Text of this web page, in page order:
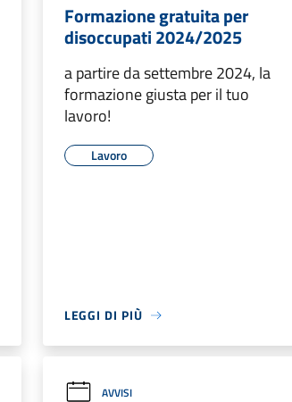
Formazione gratuita per
disoccupati 2024/2025
a partire da settembre 2024, la
formazione giusta per il tuo
lavoro!
Lavoro
LEGGI DI PIÙ
AVVISI